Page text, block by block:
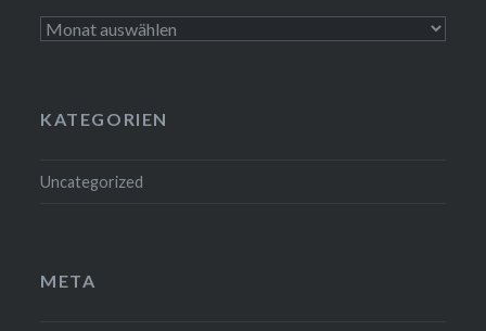
Archiv
KATEGORIEN
Uncategorized
META